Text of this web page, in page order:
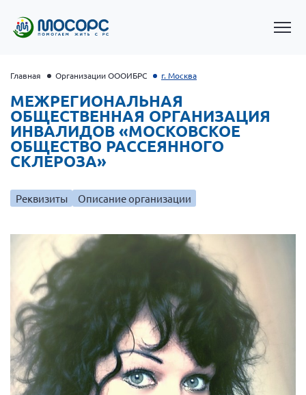
Первый вице-президент Кичигина Н. Ф.
Генеральный директор Матвиевская О.В.
Вице-президент Зрячева Н.В.
Вице-президент Шишлянников Ф.В.
Информационная служба
Отдел международных отношений
Вице-президент Черненко Д.Е.
Главная Организации ОООИБРС г. Москва
МЕЖРЕГИОНАЛЬНАЯ
ОБЩЕСТВЕННАЯ ОРГАНИЗАЦИЯ
ИНВАЛИДОВ «МОСКОВСКОЕ
ОБЩЕСТВО РАССЕЯННОГО
СКЛЕРОЗА»
Реквизиты Описание организации